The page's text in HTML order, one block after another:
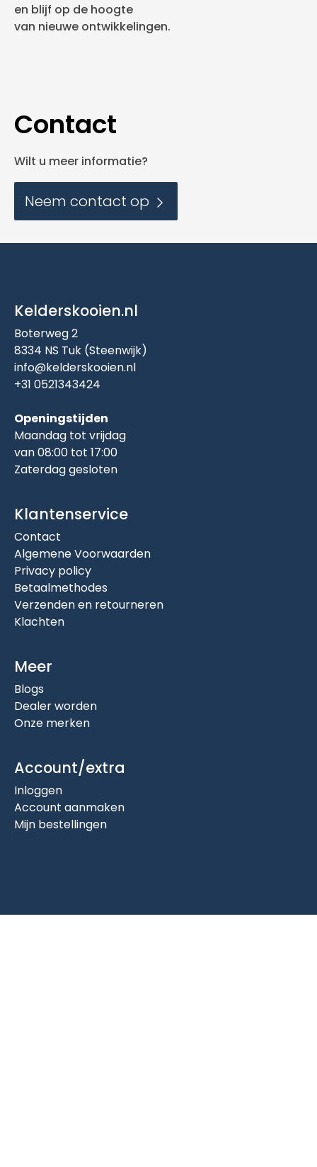
en blijf op de hoogte
van nieuwe ontwikkelingen.
Contact
Wilt u meer informatie?
Neem contact op
Kelderskooien.nl
Boterweg 2
8334 NS Tuk (Steenwijk)
info@kelderskooien.nl
+31 0521343424
Openingstijden
Maandag tot vrijdag
van 08:00 tot 17:00
Zaterdag gesloten
Klantenservice
Contact
Algemene Voorwaarden
Privacy policy
Betaalmethodes
Verzenden en retourneren
Klachten
Meer
Blogs
Dealer worden
Onze merken
Account/extra
Inloggen
Account aanmaken
Mijn bestellingen